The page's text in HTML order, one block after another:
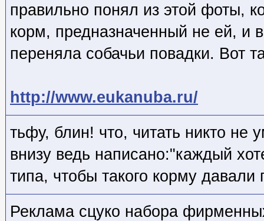
правильно понял из этой фоты,
корм, предназначенный не ей, и
переняла собачьи повадки. Вот
http://www.eukanuba.ru/
тьфу, блин! что, читать никто не
внизу ведь написано:"каждый
типа, чтобы такого корму давали
Реклама сцуко набора